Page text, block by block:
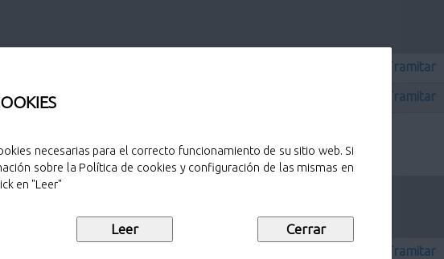
necesarias para el correcto funcionamiento de su sitio web. Si
sobre la Política de cookies y configuración de las mismas en
en "Leer"
Tramitar
Tramitar
Tramitar